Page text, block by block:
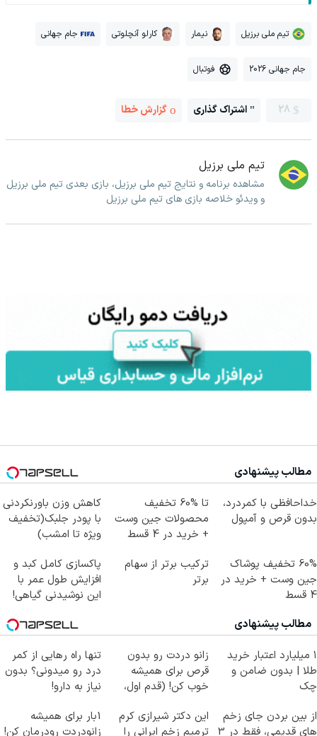
تیم ملی برزیل نیمار کارلو آنچلوتی جام جهانی
جام جهانی 2026 فوتبال
28 اشتراک گذاری گزارش خطا
تیم ملی برزیل
مشاهده برنامه و نتایج تیم ملی برزیل، بازی بعدی تیم ملی برزیل
و ویدئو خلاصه بازی های تیم ملی برزیل
مطالب پیشنهادی
خداحافظی با کمردرد،
بدون قرص و آمپول
تا %60 تخفیف
محصولات جین وست
+ خرید در 4 قسط
کاهش وزن باورنکردنی
با پودر جلبک(تخفیف
ویژه تا امشب)
60% تخفیف پوشاک
جین وست + خرید در
4 قسط
ترکیب برتر از سهام
برتر
پاکسازی کامل کبد و
افزایش طول عمر با
این نوشیدنی گیاهی!
مطالب پیشنهادی
۱ میلیارد اعتبار خرید
طلا | بدون ضامن و
چک
زانو دردت رو بدون
قرص برای همیشه
خوب کن! (قدم اول،
تنها راه رهایی از کمر
درد رو میدونی؟ بدون
نیاز به دارو!
از بین بردن جای زخم
های قدیمی، فقط در 3
این دکتر شیرازی کرم
ترمیم زخم ایرانی را
1بار برای همیشه
زانودردت رودرمان کن!